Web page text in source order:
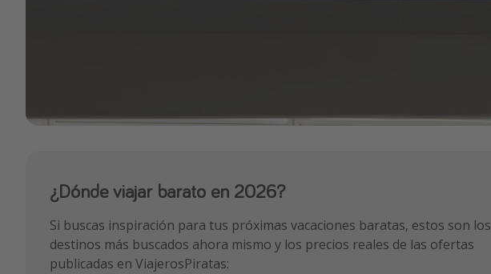
¿Dónde viajar barato en 2026?
Si buscas inspiración para tus próximas vacaciones baratas, estos son los
destinos más buscados ahora mismo y los precios reales de las ofertas
publicadas en ViajerosPiratas: